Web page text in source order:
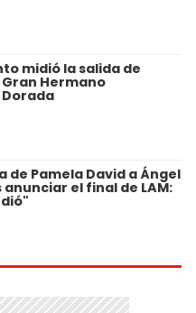
midió la salida de
Hermano
de Pamela David a Ángel
el final de LAM: